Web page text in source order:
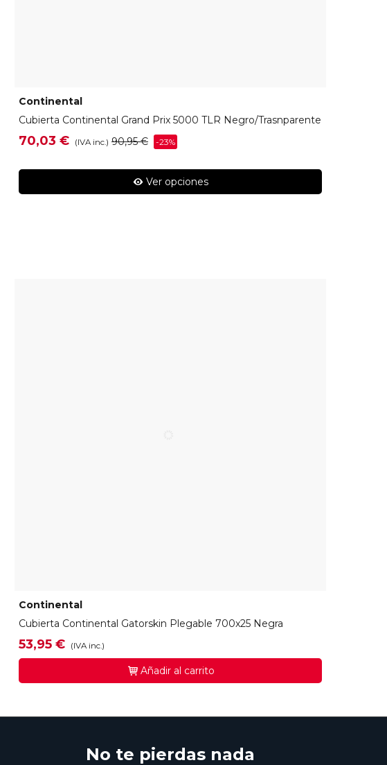
Continental
Cubierta Continental Grand Prix 5000 TLR Negro/trasnparente
70,03 € (IVA inc.) 90,95 € -23%
Ver opciones
Continental
Cubierta Continental Gatorskin Plegable 700x25 Negra
53,95 € (IVA inc.)
Añadir al carrito
No te pierdas nada